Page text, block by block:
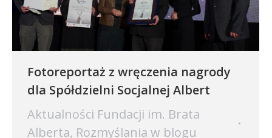
Fotoreportaż z wręczenia nagrody
dla Spółdzielni Socjalnej Albert
Aktualności Fundacji im. Brata
Alberta, Rozmyślania w blogu